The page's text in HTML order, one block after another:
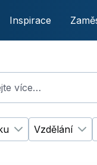
Inspirace
více…
Změnit filtr Typ
Vzdělání